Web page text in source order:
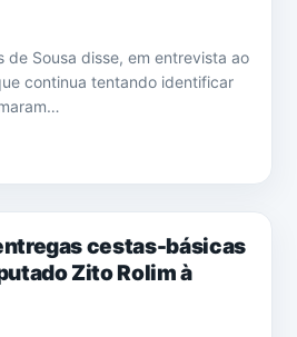
de Sousa disse, em entrevista ao
continua tentando identificar
cestas-básicas
Zito Rolim à